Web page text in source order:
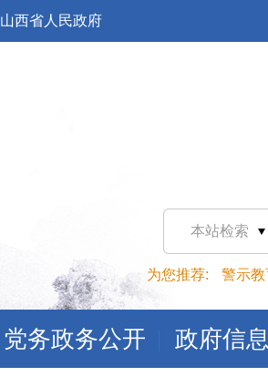
山西省人民政府
本站检索
为您推荐: 警示教
党务政务公开 政府信